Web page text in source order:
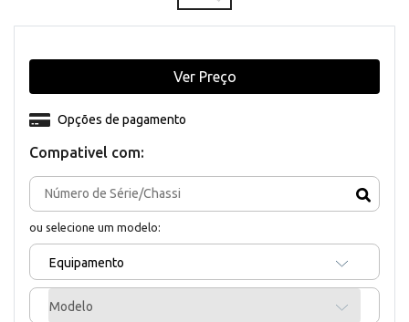
Compativel com:
ou selecione um modelo:
Equipamento
Modelo
Opções de pagamento
Ver Preço